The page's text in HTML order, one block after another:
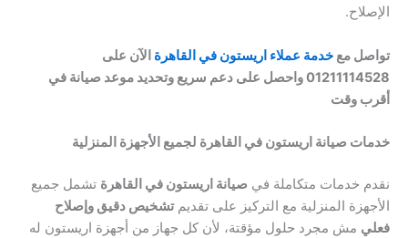
الإصلاح.
تواصل مع خدمة عملاء اريستون في القاهرة الآن على
01211114528 واحصل على دعم سريع وتحديد موعد صيانة في
أقرب وقت
خدمات صيانة اريستون في القاهرة لجميع الأجهزة المنزلية
نقدم خدمات متكاملة في صيانة اريستون في القاهرة تشمل جميع
الأجهزة المنزلية مع التركيز على تقديمتشخيص دقيق وإصلاح
فعلي مش مجرد حلول مؤقتة، لأن كل جهاز من أجهزة اريستون له